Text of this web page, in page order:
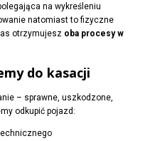
na wykreśleniu
natomiast to fizyczne
otrzymujesz oba procesy w
do kasacji
– sprawne, uszkodzone,
odkupić pojazd: